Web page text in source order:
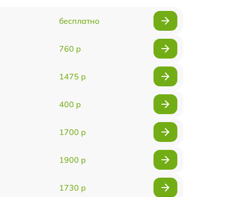
бесплатно
760 р
1475 р
400 р
1700 р
1900 р
1730 р